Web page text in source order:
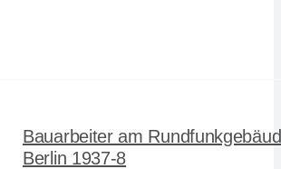
Bauarbeiter am
Berlin 1937-8